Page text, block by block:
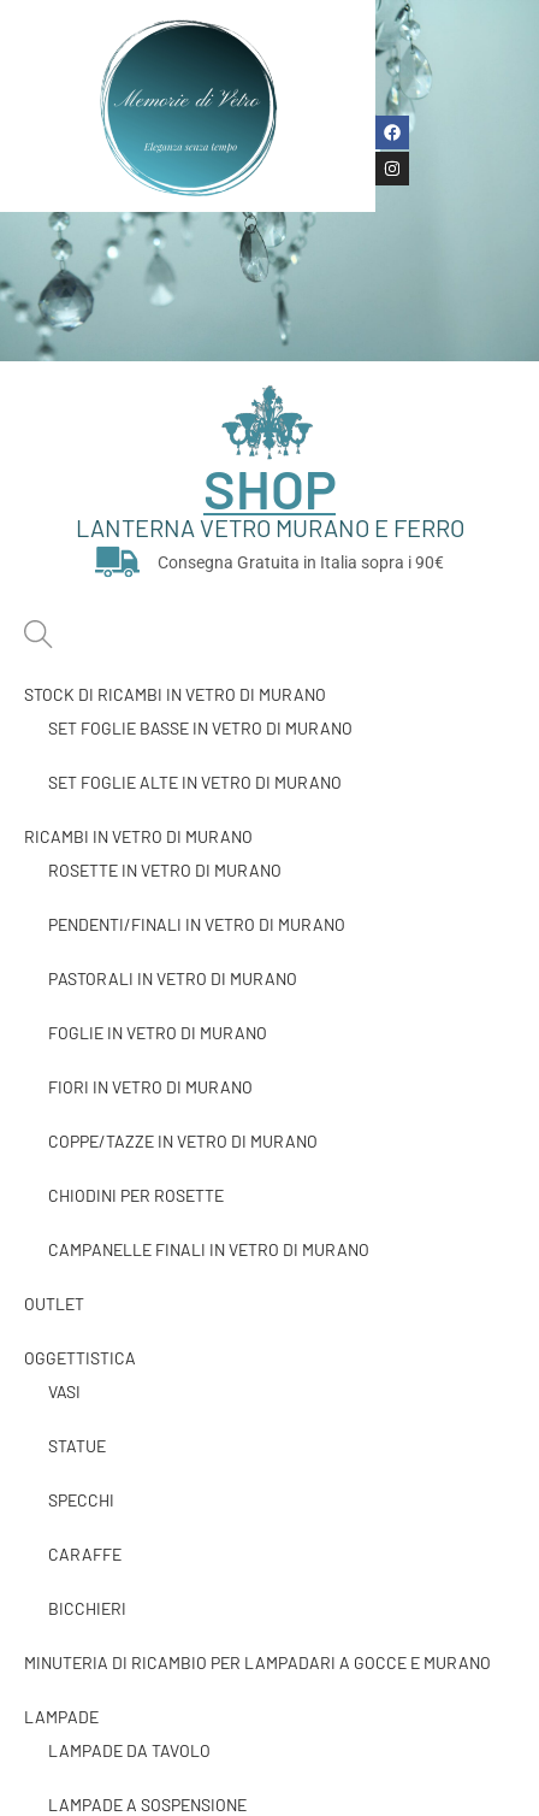
SHOP
LANTERNA VETRO MURANO E FERRO
Consegna Gratuita in Italia sopra i 90€
STOCK DI RICAMBI IN VETRO DI MURANO
SET FOGLIE BASSE IN VETRO DI MURANO
SET FOGLIE ALTE IN VETRO DI MURANO
RICAMBI IN VETRO DI MURANO
ROSETTE IN VETRO DI MURANO
PENDENTI/FINALI IN VETRO DI MURANO
PASTORALI IN VETRO DI MURANO
FOGLIE IN VETRO DI MURANO
FIORI IN VETRO DI MURANO
COPPE/TAZZE IN VETRO DI MURANO
CHIODINI PER ROSETTE
CAMPANELLE FINALI IN VETRO DI MURANO
OUTLET
OGGETTISTICA
VASI
STATUE
SPECCHI
CARAFFE
BICCHIERI
MINUTERIA DI RICAMBIO PER LAMPADARI A GOCCE E MURANO
LAMPADE
LAMPADE DA TAVOLO
LAMPADE A SOSPENSIONE